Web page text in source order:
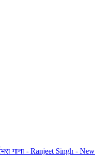
गाना - Ranjeet Singh - New